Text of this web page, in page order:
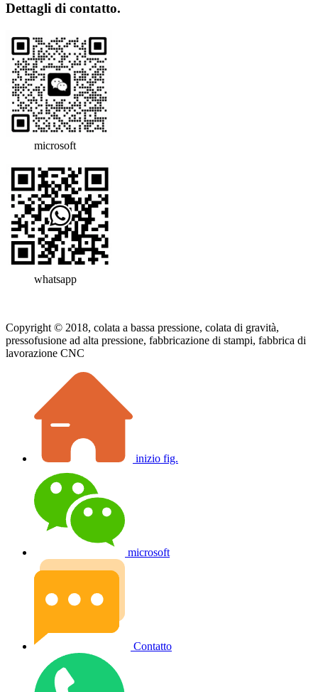
Dettagli di contatto.
microsoft
whatsapp
Copyright © 2018, colata a bassa pressione, colata di gravità,
pressofusione ad alta pressione, fabbricazione di stampi, fabbrica di
lavorazione CNC
inizio fig.
microsoft
Contatto